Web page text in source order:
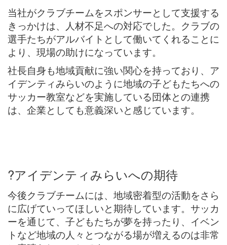
当社がクラブチームをスポンサーとして支援する
きっかけは、人材不足への対応でした。クラブの
選手たちがアルバイトとして働いてくれることに
より、現場の助けになっています。
社長自身も地域貢献に強い関心を持っており、ア
イデンティみらいのように地域の子どもたちへの
サッカー教室などを実施している団体との連携
は、企業としても意義深いと感じています。
?アイデンティみらいへの期待
今後クラブチームには、地域密着型の活動をさら
に広げていってほしいと期待しています。サッカ
ーを通じて、子どもたちが夢を持ったり、イベン
トなど地域の人々とつながる場が増えるのは非常